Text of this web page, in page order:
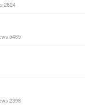
2824
5465
2398